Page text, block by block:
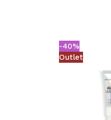
-40%
Outlet